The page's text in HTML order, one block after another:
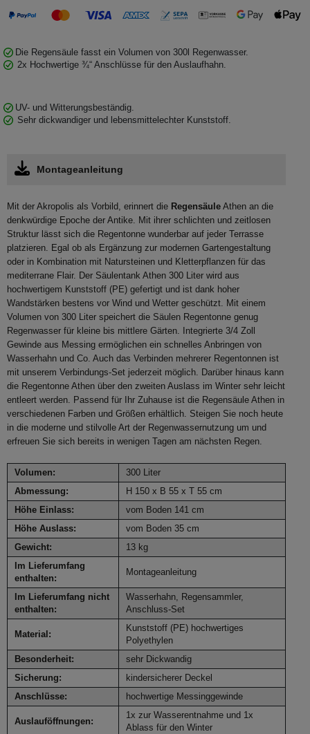
Die Regensäule fasst ein Volumen von 300l Regenwasser.
2x Hochwertige ¾“ Anschlüsse für den Auslaufhahn.
UV- und Witterungsbeständig.
Sehr dickwandiger und lebensmittelechter Kunststoff.
Montageanleitung
Mit der Akropolis als Vorbild, erinnert die Regensäule Athen an die
denkwürdige Epoche der Antike. Mit ihrer schlichten und zeitlosen
Struktur lässt sich die Regentonne wunderbar auf jeder Terrasse
platzieren. Egal ob als Ergänzung zur modernen Gartengestaltung
oder in Kombination mit Natursteinen und Kletterpflanzen für das
mediterrane Flair. Der Säulentank Athen 300 Liter wird aus
hochwertigem Kunststoff (PE) gefertigt und ist dank hoher
Wandstärken bestens vor Wind und Wetter geschützt. Mit einem
Volumen von 300 Liter speichert die Säulen Regentonne genug
Regenwasser für kleine bis mittlere Gärten. Integrierte 3/4 Zoll
Gewinde aus Messing ermöglichen ein schnelles Anbringen von
Wasserhahn und Co. Auch das Verbinden mehrerer Regentonnen ist
mit unserem Verbindungs-Set jederzeit möglich. Darüber hinaus kann
die Regentonne Athen über den zweiten Auslass im Winter sehr leicht
entleert werden. Passend für Ihr Zuhause ist die Regensäule Athen in
verschiedenen Farben und Größen erhältlich. Steigen Sie noch heute
in die moderne und stilvolle Art der Regenwassernutzung um und
erfreuen Sie sich bereits in wenigen Tagen am nächsten Regen.
Volumen:
300 Liter
Abmessung:
H 150 x B 55 x T 55 cm
Höhe Einlass:
vom Boden 141 cm
Höhe Auslass:
vom Boden 35 cm
Gewicht:
13 kg
Im Lieferumfang
enthalten:
Montageanleitung
Im Lieferumfang nicht
enthalten:
Wasserhahn, Regensammler,
Anschluss-Set
Material:
Kunststoff (PE) hochwertiges
Polyethylen
Besonderheit:
sehr Dickwandig
Sicherung:
kindersicherer Deckel
Anschlüsse:
hochwertige Messinggewinde
Auslauföffnungen:
1x zur Wasserentnahme und 1x
Ablass für den Winter